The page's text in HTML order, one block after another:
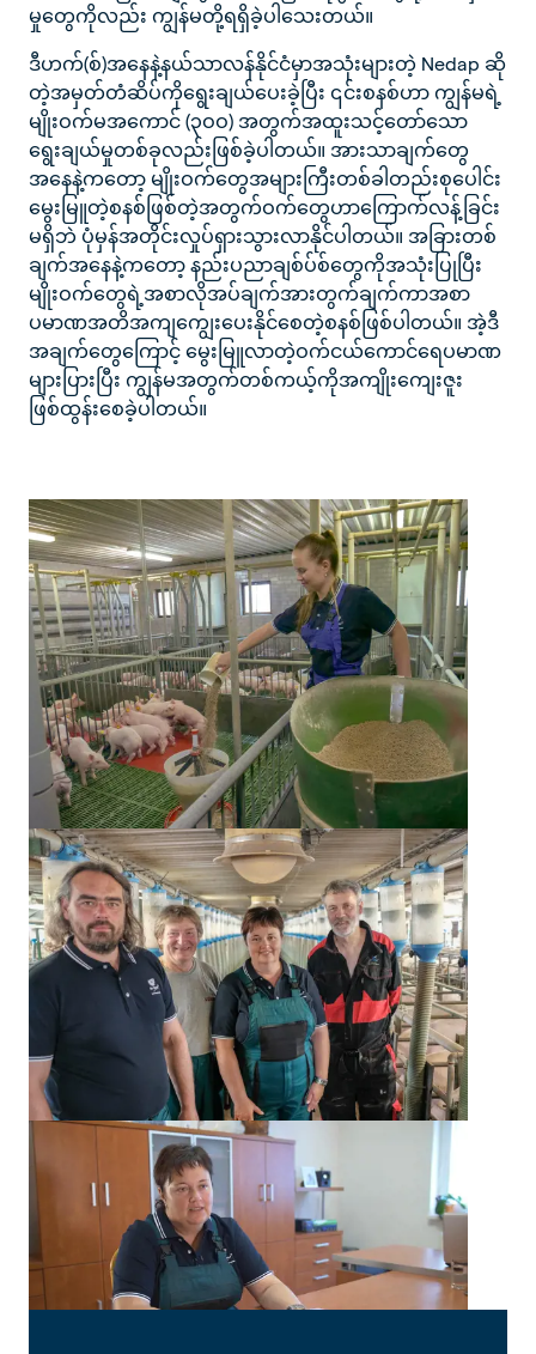
မှုတွေကိုလည်း ကျွန်မတို့ရရှိခဲ့ပါသေးတယ်။
ဒီဟက်(စ်)အနေနဲ့နယ်သာလန်နိုင်ငံမှာအသုံးများတဲ့ Nedap ဆို
တဲ့အမှတ်တံဆိပ်ကိုရွေးချယ်ပေးခဲ့ပြီး ၎င်းစနစ်ဟာ ကျွန်မရဲ့
မျိုးဝက်မအကောင် (၃ဝဝ) အတွက်အထူးသင့်တော်သော
ရွေးချယ်မှုတစ်ခုလည်းဖြစ်ခဲ့ပါတယ်။ အားသာချက်တွေ
အနေနဲ့ကတော့ မျိုးဝက်တွေအများကြီးတစ်ခါတည်းစုပေါင်း
မွေးမြူတဲ့စနစ်ဖြစ်တဲ့အတွက်ဝက်တွေဟာကြောက်လန့်ခြင်း
မရှိဘဲ ပုံမှန်အတိုင်းလှုပ်ရှားသွားလာနိုင်ပါတယ်။ အခြားတစ်
ချက်အနေနဲ့ကတော့ နည်းပညာချစ်ပ်စ်တွေကိုအသုံးပြုပြီး
မျိုးဝက်တွေရဲ့အစာလိုအပ်ချက်အားတွက်ချက်ကာအစာ
ပမာဏအတိအကျကျွေးပေးနိုင်စေတဲ့စနစ်ဖြစ်ပါတယ်။ အဲ့ဒီ
အချက်တွေကြောင့် မွေးမြူလာတဲ့ဝက်ငယ်ကောင်ရေပမာဏ
များပြားပြီး ကျွန်မအတွက်တစ်ကယ့်ကိုအကျိုးကျေးဇူး
ဖြစ်ထွန်းစေခဲ့ပါတယ်။